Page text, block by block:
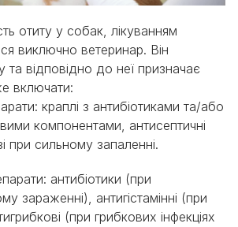
отиту у собак, лікуванням
виключно ветеринар. Він
та відповідно до неї призначає
включати:
краплі з антибіотиками та/або
компонентами, антисептичні
при сильному запаленні.
антибіотики (при
зараженні), антигістамінні (при
(при грибкових інфекціях